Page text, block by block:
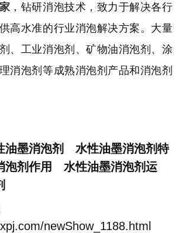
，钻研消泡技术，致力于解决各行
高水准的行业消泡解决方案。大量
、工业消泡剂、矿物油消泡剂、涂
消泡剂等成熟消泡剂产品和消泡剂
油墨消泡剂 水性油墨消泡剂特
剂作用 水性油墨消泡剂运
newShow_1188.html